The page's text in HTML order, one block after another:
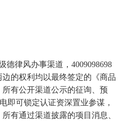
律风办事渠道，4009098698
的权利均以最终签定的《商品
有公开渠道公示的征询、预
即可锁定认证资深置业参谋，
有通过渠道披露的项目消息、